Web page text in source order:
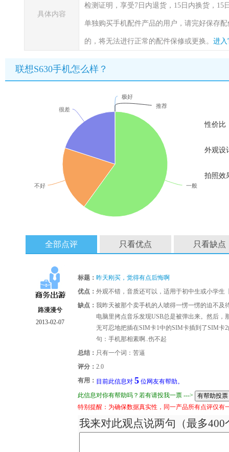
具体内容
检测证明，享受7日内退货，15日内换货，
单独购买手机配件产品的用户，请完好保存
的，将无法进行正常的配件保修或更换。 进入
联想S630手机怎么样？
极好
推荐
一般
不好
很差
性价比
外观设
拍照效
全部点评 只看优点 只看缺点
路漫漫兮
2013-02-07
标题： 昨天刚买，觉得有点后悔啊
优点： 外观不错，音质还可以，适用于初中生或小学生
缺点： 我昨天被那个卖手机的人唬得一愣一愣的迫不及
电脑里拷点音乐发现USB总是被弹出来。然后
无可忍地把插在SIM卡1中的SIM卡插到了SIM卡
句：手机那相素啊..伤不起
总结： 只有一个词：苦逼
评分： 2.0
有用： 目前此信息对 5 位网友有帮助。
此信息对你有帮助吗？若有请投我一票 --->
特别提醒：为确保数据真实性，同一产品所有点评仅有
我来对此观点说两句（最多400